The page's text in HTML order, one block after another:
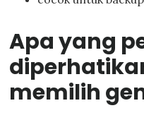
Apa yang
memilih